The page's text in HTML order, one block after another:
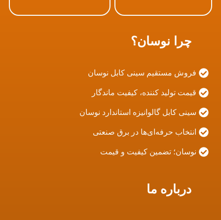
چرا نوسان؟
فروش مستقیم سینی کابل نوسان
قیمت تولید کننده، کیفیت ماندگار
سینی کابل گالوانیزه استاندارد نوسان
انتخاب حرفه‌ای‌ها در برق صنعتی
نوسان؛ تضمین کیفیت و قیمت
درباره ما